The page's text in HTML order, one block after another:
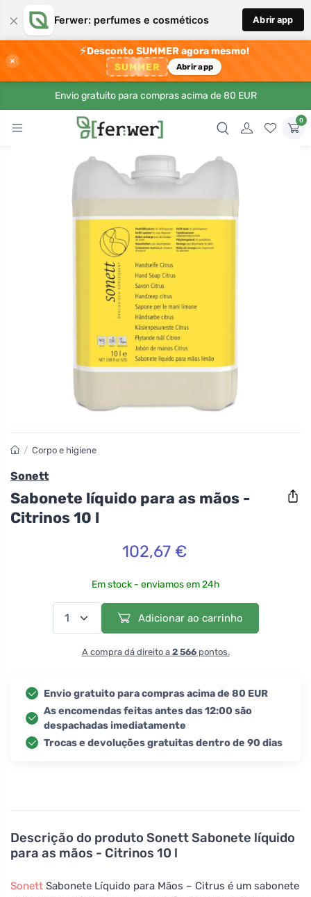
× Ferwer: perfumes e cosméticos Abrir app
×
⚡Desconto SUMMER agora mesmo!
SUMMER Abrir app
Envio gratuito para compras acima de 80 EUR
0
Descrição do produto Sonett Sabonete líquido
para as mãos - Citrinos 10 l
Sonett Sabonete Líquido para Mãos – Citrus é um sabonete
/ Corpo e higiene
Sonett
Sabonete líquido para as mãos -
Citrinos 10 l
102,67 €
Em stock - enviamos em 24h
Adicionar ao carrinho
A compra dá direito a 2 566pontos.
Envio gratuito para compras acima de 80 EUR
As encomendas feitas antes das 12:00 são
despachadas imediatamente
Trocas e devoluções gratuitas dentro de 90 dias